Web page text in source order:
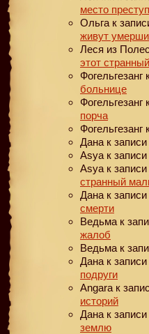
место
Ольга к
живут
Леся из
этот
Фогельгезанг
больнице
Фогельгезанг
порча
Фогельгезанг
Дана к записи
Asya к записи
Asya к записи
странный
Дана к записи
смерти
Ведьма к
жалоб
Ведьма к
Дана к записи
подруги
Angara к
историй
Дана к записи
землю